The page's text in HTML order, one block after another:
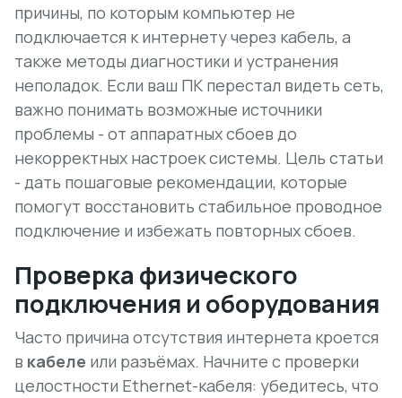
причины, по которым компьютер не
подключается к интернету через кабель, а
также методы диагностики и устранения
неполадок. Если ваш ПК перестал видеть сеть,
важно понимать возможные источники
проблемы - от аппаратных сбоев до
некорректных настроек системы. Цель статьи
- дать пошаговые рекомендации, которые
помогут восстановить стабильное проводное
подключение и избежать повторных сбоев.
Проверка физического
подключения и оборудования
Часто причина отсутствия интернета кроется
в кабеле или разъёмах. Начните с проверки
целостности Ethernet-кабеля: убедитесь, что